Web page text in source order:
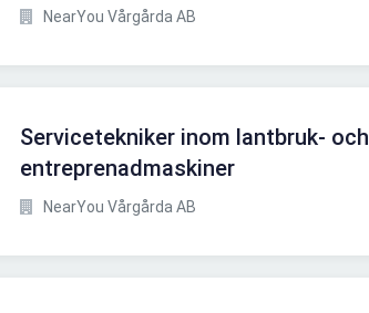
NearYou Vårgårda AB
Servicetekniker inom lantbruk- och
entreprenadmaskiner
NearYou Vårgårda AB